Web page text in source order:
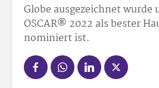
Globe ausgezeichnet wurde
OSCAR® 2022 als bester
nominiert ist.